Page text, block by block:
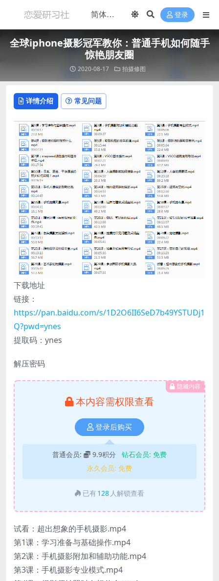
登录
全球iphone摄影冠军教你：普通手机如何随手
惊艳朋友圈
2020-08-17 拍摄修图
详情介绍 常见问题
下载地址
链接：
https://pan.baidu.com/s/1D2O6II6SeD7b49YSTUDj1
Q?pwd=ynes
提取码：ynes
解压密码
隐藏内容
本内容需权限查看
登录后购买
普通会员: 9.9积分 钻石会员: 免费
永久会员: 免费
已有 128 人解锁查看
试看：超出想象的手机摄影.mp4
第1课：学习准备与基础操作.mp4
第2课：手机摄影附加和辅助功能.mp4
第3课：手机摄影专业模式.mp4